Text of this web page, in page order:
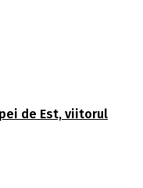
de Est, viitorul